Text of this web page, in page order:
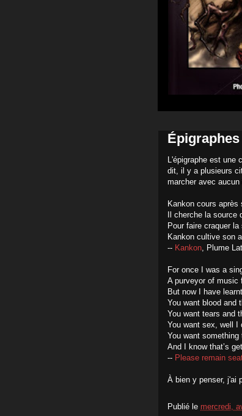
Épigraphes
L'épigraphe est une
dit, il y a plusieurs
marcher avec
Kankon cours après
Il cherche la
Pour faire craquer
Kankon cultive son
-- Kankon, Plume
For once I was a
A purveyor of music
But now I have
You want blood and
You want tears and
You want sex, well I
You want
And I know that’s
-- Please remain
À bien y penser, j'ai
Publié le mercredi,